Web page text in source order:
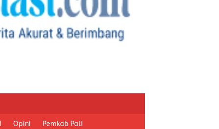
Opini Pemkab Pali